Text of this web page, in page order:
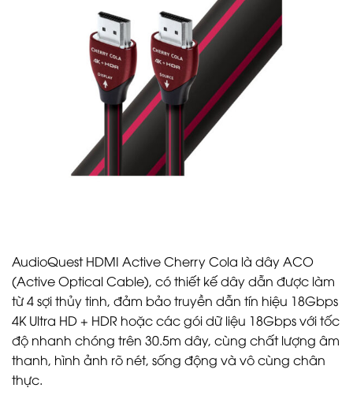
AudioQuest HDMI Active Cherry Cola là dây ACO
(Active Optical Cable), có thiết kế dây dẫn được làm
từ 4 sợi thủy tinh, đảm bảo truyền dẫn tín hiệu 18Gbps
4K Ultra HD + HDR hoặc các gói dữ liệu 18Gbps với tốc
độ nhanh chóng trên 30.5m dây, cùng chất lượng âm
thanh, hình ảnh rõ nét, sống động và vô cùng chân
thực.